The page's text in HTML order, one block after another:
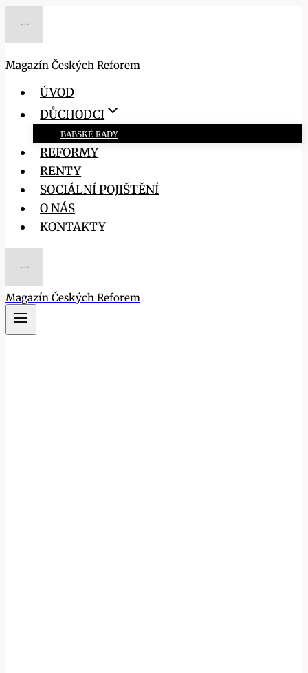
Magazín Českých Reforem
ÚVOD
DŮCHODCI
BABSKÉ RADY
REFORMY
RENTY
SOCIÁLNÍ POJIŠTĚNÍ
O NÁS
KONTAKTY
Magazín Českých Reforem